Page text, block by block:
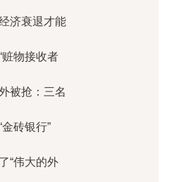
济衰退才能
赃物接收者
被抢：三名
砖银行”
“伟大的外